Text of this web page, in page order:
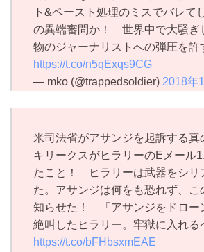
ト&ペースト処理のミスでバレて
の異端審問か！ 世界中で大騒
物のジャーナリストへの弾圧を許
https://t.co/n5qExqs9CG
— mko (@trappedsoldier) 2018年
米司法省がアサンジを起訴する真
キリークスがヒラリーのEメール
たこと！ ヒラリーは武器をシリ
た。アサンジは何をも恐れず、こ
知らせた！ 「アサンジをドロー
絶叫したヒラリー。牢獄に入れる
https://t.co/bFHbsxmEAE